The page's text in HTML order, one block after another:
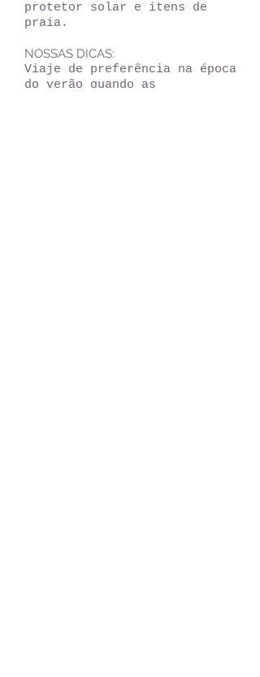
protetor solar e itens de
praia.
NOSSAS DICAS:
Viaje de preferência na época
do verão quando as